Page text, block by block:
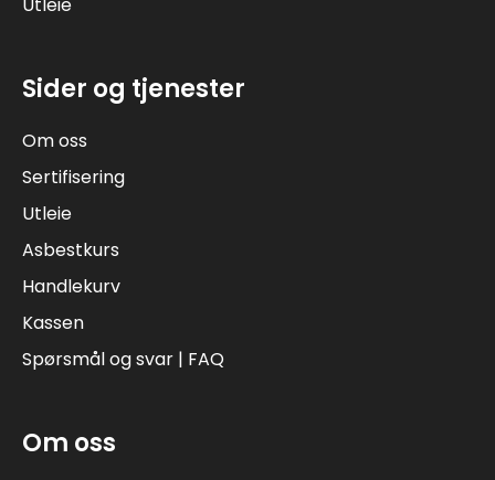
Sider og tjenester
Om oss
Sertifisering
Utleie
Asbestkurs
Handlekurv
Kassen
Spørsmål og svar | FAQ
Om oss